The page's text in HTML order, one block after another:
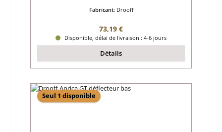
Fabricant: Drooff
Prix régulier :
73,19 €
Disponible, délai de livraison : 4-6 jours
Détails
Seul 1 disponible